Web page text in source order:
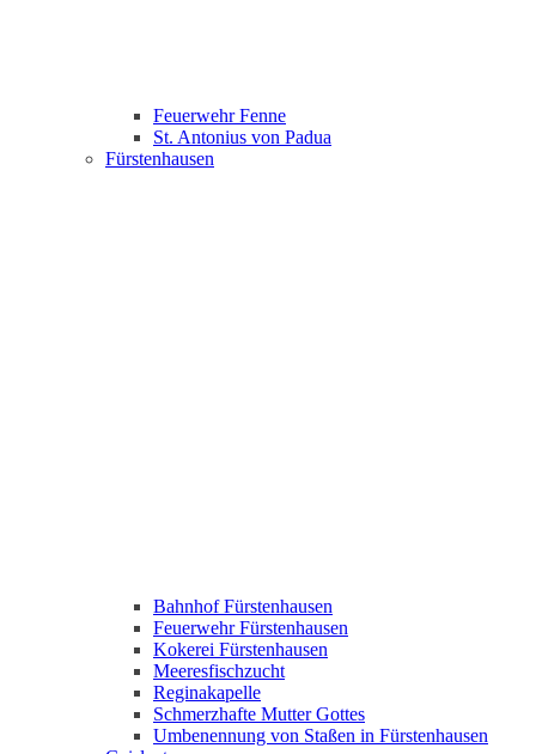
Feuerwehr Fenne
St. Antonius von Padua
Fürstenhausen
Bahnhof Fürstenhausen
Feuerwehr Fürstenhausen
Kokerei Fürstenhausen
Meeresfischzucht
Reginakapelle
Schmerzhafte Mutter Gottes
Umbenennung von Staßen in Fürstenhausen